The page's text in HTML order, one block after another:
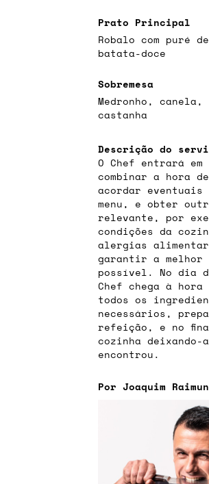
Prato Principal
Robalo com puré
batata-doce
Sobremesa
Medronho, canela,
castanha
Descrição do
O Chef entrará
combinar a hora
acordar eventuais
menu, e obter
relevante, por
condições da
alergias
garantir a melhor
possível. No dia
Chef chega à hora
todos os
necessários,
refeição, e no
cozinha deixando-a
encontrou.
Por Joaquim